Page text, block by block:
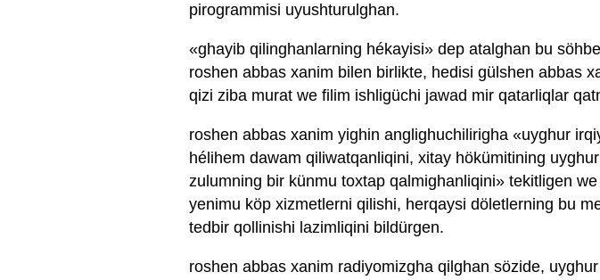
pirogrammisi uyushturulghan.
«ghayib qilinghanlarning hékayisi» dep atalghan bu
roshen abbas xanim bilen birlikte, hedisi gülshen abbas
qizi ziba murat we filim ishligüchi jawad mir qatarliqlar
roshen abbas xanim yighin anglighuchilirigha «uyghur
hélihem dawam qiliwatqanliqini, xitay hökümitining
zulumning bir künmu toxtap qalmighanliqini» tekitligen
yenimu köp xizmetlerni qilishi, herqaysi döletlerning bu
tedbir qollinishi lazimliqini bildürgen.
roshen abbas xanim radiyomizgha qilghan sözide,